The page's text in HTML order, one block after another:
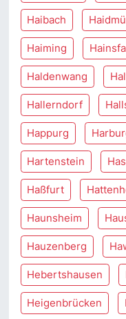
Haibach
Haiming
Haldenwang
Hallerndorf
Happurg
Hartenstein
Haßfurt
Haunsheim
Hauzenberg
Hebertshausen
Heigenbrücken